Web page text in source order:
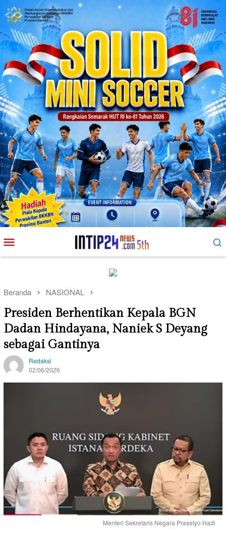
ke
kontenMobile
Beranda NASIONAL
Presiden Berhentikan Kepala BGN
Dadan Hindayana, Naniek S Deyang
sebagai Gantinya
Redaksi
02/06/2026
Menteri Sekretaris Negara Prasetyo Hadi